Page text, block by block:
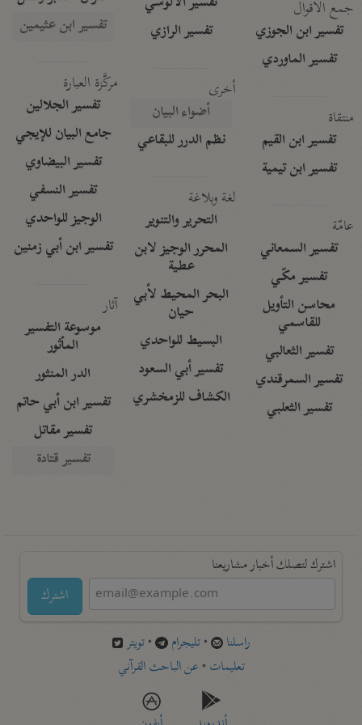
جمع الأقوال
تفسير ابن الجوزي
تفسير الماوردي
منتقاة
تفسير ابن القيم
تفسير ابن تيمية
عامّة
تفسير السمعاني
تفسير مكّي
محاسن التأويل
للقاسمي
تفسير الثعالبي
تفسير السمرقندي
تفسير الثعلبي
تفسير الرازي
أخرى
أضواء البيان
نظم الدرر للبقاعي
لغة وبلاغة
التحرير والتنوير
المحرر الوجيز لابن
عطية
البحر المحيط لأبي
حيان
البسيط للواحدي
تفسير أبي السعود
الكشاف للزمخشري
تفسير ابن عثيمين
مركَّزة العبارة
تفسير الجلالين
جامع البيان للإيجي
تفسير البيضاوي
تفسير النسفي
الوجيز للواحدي
تفسير ابن أبي زمنين
آثار
موسوعة التفسير
المأثور
الدر المنثور
تفسير ابن أبي حاتم
تفسير مقاتل
تفسير قتادة
اشترك لتصلك أخبار مشاريعنا
اشترك
راسلنا •تليجرام •تويتر
تعليمات •عن الباحث القرآني